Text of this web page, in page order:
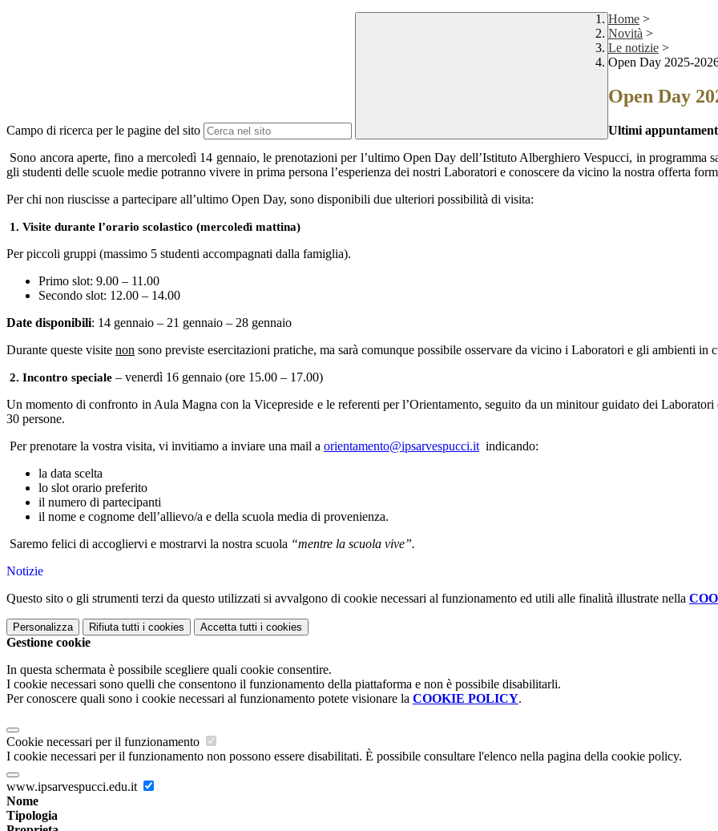
Campo di ricerca per le pagine del sito
Home >
Novità >
Le notizie >
Open Day 2025-
Open Day
Ultimi
Sono ancora aperte, fino a mercoledì 14 gennaio, le prenotazioni per l’ultimo Open Day dell’Istituto Alberghiero Vespucci, in programma
gli studenti delle scuole medie potranno vivere in prima persona l’esperienza dei nostri Laboratori e conoscere da vicino la nostra offerta
Per chi non riuscisse a partecipare all’ultimo Open Day, sono disponibili due ulteriori possibilità di visita:
1. Visite durante l’orario scolastico (mercoledì mattina)
Per piccoli gruppi (massimo 5 studenti accompagnati dalla famiglia).
Primo slot: 9.00 – 11.00
Secondo slot: 12.00 – 14.00
Date disponibili: 14 gennaio – 21 gennaio – 28 gennaio
Durante queste visite non sono previste esercitazioni pratiche, ma sarà comunque possibile osservare da vicino i Laboratori e gli ambienti in
2. Incontro speciale – venerdì 16 gennaio (ore 15.00 – 17.00)
Un momento di confronto in Aula Magna con la Vicepreside e le referenti per l’Orientamento, seguito da un minitour guidato dei Laboratori
30 persone.
Per prenotare la vostra visita, vi invitiamo a inviare una mail a orientamento@ipsarvespucci.it indicando:
la data scelta
lo slot orario preferito
il numero di partecipanti
il nome e cognome dell’allievo/a e della scuola media di provenienza.
Saremo felici di accogliervi e mostrarvi la nostra scuola “mentre la scuola vive”.
Notizie
Questo sito o gli strumenti terzi da questo utilizzati si avvalgono di cookie necessari al funzionamento ed utili alle finalità illustrate nella
Personalizza Rifiuta tutti i cookies Accetta tutti i cookies
Gestione cookie
In questa schermata è possibile scegliere quali cookie consentire.
I cookie necessari sono quelli che consentono il funzionamento della piattaforma e non è possibile disabilitarli.
Per conoscere quali sono i cookie necessari al funzionamento potete visionare la COOKIE POLICY.
Cookie necessari per il funzionamento
I cookie necessari per il funzionamento non possono essere disabilitati. È possibile consultare l'elenco nella pagina della cookie policy.
www.ipsarvespucci.edu.it
Nome
Tipologia